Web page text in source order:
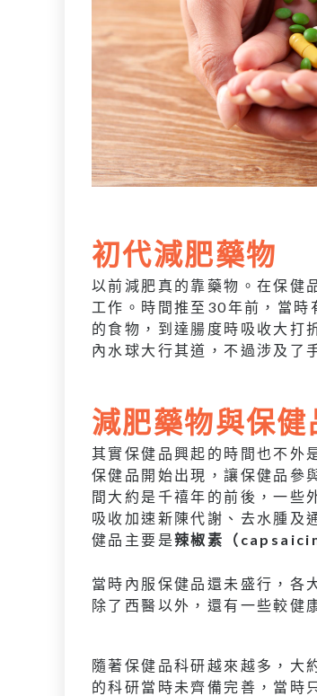
初代減肥藥物
以前減肥真的靠藥物。在保
工作。時間推至30年前，當時
的食物，到達腸度時吸收大打
內水球大行其道，不過涉及了
減肥藥物與保
其實保健品興起的時間也不外
保健品開始出現，讓保健品參
間大約是千禧年的前後，一些
吸收加速新陳代謝、去水腫及
健品主要是辣椒素（
當時內服保健品還未盛行，各
除了西醫以外，還有一些較健
隨著保健品科研越來越多，大
的科研當時未齊備完善，當時